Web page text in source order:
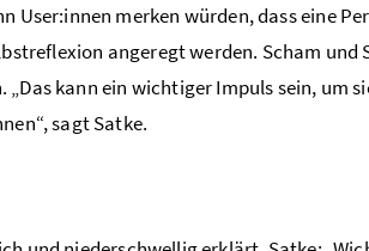
User:innen merken würden, dass eine
angeregt werden. Scham und
kann ein wichtiger Impuls sein, um
sagt Satke.